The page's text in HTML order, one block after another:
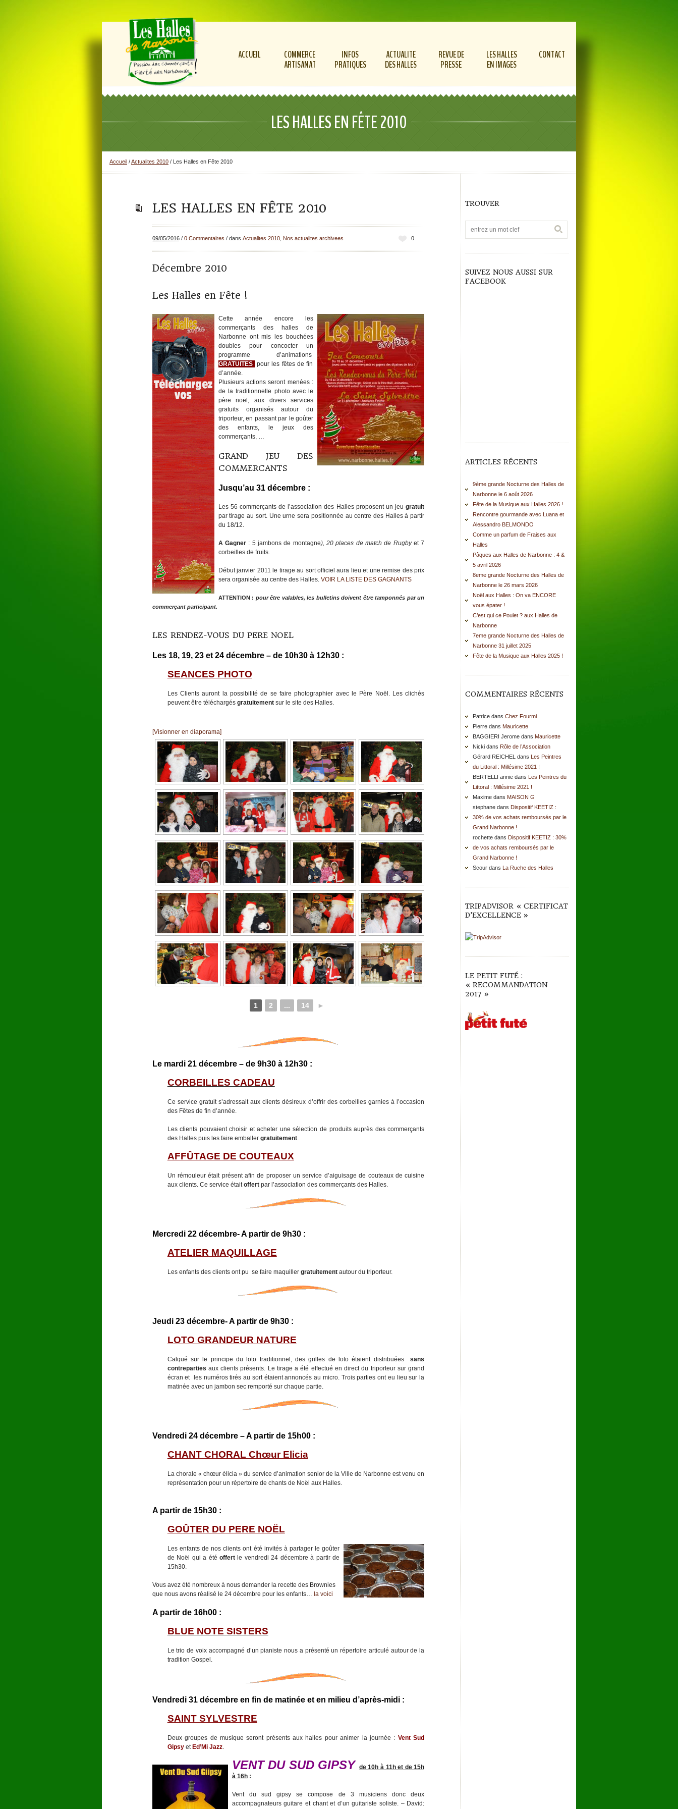
ACCUEIL
COMMERCE
ARTISANAT
INFOS
PRATIQUES
ACTUALITE
DES HALLES
REVUE DE
PRESSE
LES HALLES
EN IMAGES
CONTACT
LES HALLES EN FÊTE 2010
Accueil /Actualites 2010 / Les Halles en Fête 2010
LES HALLES EN FÊTE 2010
0
09/05/2016/ 0 Commentaires / dans Actualites 2010, Nos actualites archivees
Décembre 2010
Les Halles en Fête !
Cette année encore les
commerçants des halles de
Narbonne ont mis les bouchées
doubles pour concocter un
programme d’animations
GRATUITES pour les fêtes de fin
d’année.
Plusieurs actions seront menées :
de la traditionnelle photo avec le
père noël, aux divers services
gratuits organisés autour du
triporteur, en passant par le goûter
des enfants, le jeux des
commerçants, …
GRAND JEU DES
COMMERCANTS
Jusqu’au 31 décembre :
Les 56 commerçants de l’association des Halles proposent un jeugratuit
par tirage au sort. Une urne sera positionnée au centre des Halles à partir
du 18/12.
A Gagner : 5 jambons de montagne), 20 places de match de Rugbyet 7
corbeilles de fruits.
Début janvier 2011 le tirage au sort officiel aura lieu et une remise des prix
sera organisée au centre des Halles. VOIR LA LISTE DES GAGNANTS
ATTENTION: pour être valables, les bulletins doivent être tamponnés par un
commerçant participant.
LES RENDEZ-VOUS DU PERE NOEL
Les 18, 19, 23 et 24 décembre – de 10h30 à 12h30 :
SEANCES PHOTO
Les Clients auront la possibilité de se faire photographier avec le Père Noël. Les clichés
peuvent être téléchargés gratuitementsur le site des Halles.
[Visionner en diaporama]
1 2 ... 14 ►
Le mardi 21 décembre – de 9h30 à 12h30 :
CORBEILLES CADEAU
Ce service gratuit s’adressait aux clients désireux d’offrir des corbeilles garnies à l’occasion
des Fêtes de fin d’année.
Les clients pouvaient choisir et acheter une sélection de produits auprès des commerçants
des Halles puis les faire emballer gratuitement.
AFFÛTAGE DE COUTEAUX
Un rémouleur était présent afin de proposer un service d’aiguisage de couteaux de cuisine
aux clients. Ce service était offert par l’association des commerçants des Halles.
Mercredi 22 décembre- A partir de 9h30 :
ATELIER MAQUILLAGE
Les enfants des clients ont pu se faire maquiller gratuitementautour du triporteur.
Jeudi 23 décembre- A partir de 9h30 :
LOTO GRANDEUR NATURE
Calqué sur le principe du loto traditionnel, des grilles de loto étaient distribuéessans
contreparties aux clients présents. Le tirage a été effectué en direct du triporteur sur grand
écran et les numéros tirés au sort étaient annoncés au micro. Trois parties ont eu lieu sur la
matinée avec un jambon sec remporté sur chaque partie.
Vendredi 24 décembre – A partir de 15h00 :
CHANT CHORAL Chœur Elicia
La chorale « chœur élicia » du service d’animation senior de la Ville de Narbonne est venu en
représentation pour un répertoire de chants de Noël aux Halles.
A partir de 15h30 :
GOÛTER DU PERE NOËL
Les enfants de nos clients ont été invités à partager le goûter
de Noël qui a étéoffert le vendredi 24 décembre à partir de
15h30.
Vous avez été nombreux à nous demander la recette des Brownies
que nous avons réalisé le 24 décembre pour les enfants… la voici
A partir de 16h00 :
BLUE NOTE SISTERS
Le trio de voix accompagné d’un pianiste nous a présenté un répertoire articulé autour de la
tradition Gospel.
Vendredi 31 décembre en fin de matinée et en milieu d’après-midi :
SAINT SYLVESTRE
Deux groupes de musique seront présents aux halles pour animer la journée : Vent Sud
Gipsyet Ed’Mi Jazz.
VENT DU SUD GIPSY de 10h à 11h et de 15h
à 16h:
Vent du sud gipsy se compose de 3 musiciens donc deux
accompagnateurs guitare et chant et d’un guitariste soliste. – David:
TROUVER
SUIVEZ NOUS AUSSI SUR
FACEBOOK
ARTICLES RÉCENTS
9ème grande Nocturne des Halles de
Narbonne le 6 août 2026
Fête de la Musique aux Halles 2026 !
Rencontre gourmande avec Luana et
Alessandro BELMONDO
Comme un parfum de Fraises aux
Halles
Pâques aux Halles de Narbonne : 4 &
5 avril 2026
8eme grande Nocturne des Halles de
Narbonne le 26 mars 2026
Noël aux Halles : On va ENCORE
vous épater !
C’est qui ce Poulet ? aux Halles de
Narbonne
7eme grande Nocturne des Halles de
Narbonne 31 juillet 2025
Fête de la Musique aux Halles 2025 !
COMMENTAIRES RÉCENTS
Patrice dansChez Fourmi
Pierre dans Mauricette
BAGGIERI Jerome dans Mauricette
Nicki dans Rôle de l’Association
Gérard REICHEL dans Les Peintres
du Littoral : Millésime 2021 !
BERTELLI annie dans Les Peintres du
Littoral : Millésime 2021 !
Maxime dans MAISON G
stephane dans Dispositif KEETIZ :
30% de vos achats remboursés par le
Grand Narbonne !
rochette dans Dispositif KEETIZ : 30%
de vos achats remboursés par le
Grand Narbonne !
Scour dans La Ruche des Halles
TRIPADVISOR « CERTIFICAT
D’EXCELLENCE »
LE PETIT FUTÉ :
« RECOMMANDATION
2017 »